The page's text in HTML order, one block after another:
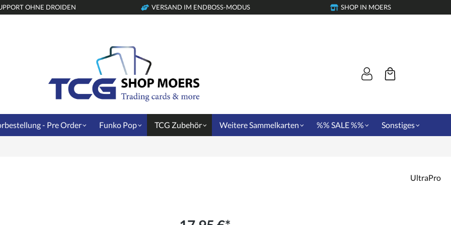
OHNE DROIDEN VERSAND IM ENDBOSS-MODUS SHOP IN MOERS
- Pre Order Funko Pop TCG Zubehör Weitere Sammelkarten %% SALE %% Sonstiges
UltraPro